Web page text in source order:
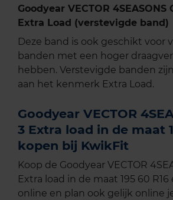
Goodyear VECTOR 4SEASONS
Extra Load (verstevigde band)
Deze band is ook geschikt voor
banden met een hoger
hebben. Verstevigde banden
aan het kenmerk Extra Load.
Goodyear VECTOR
3 Extra load in de maat
kopen bij KwikFit
Koop de Goodyear VECTOR
Extra load in de maat 195 60
online en plan ook gelijk online